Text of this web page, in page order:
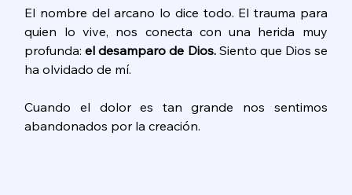
El nombre del arcano lo dice todo. El trauma para
quien lo vive, nos conecta con una herida muy
profunda: el desamparo de Dios. Siento que Dios se
ha olvidado de mí.
Cuando el dolor es tan grande nos sentimos
abandonados por la creación.